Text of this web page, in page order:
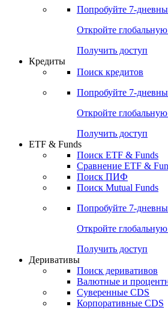
Попробуйте 7-
Откройте
Получить доступ
Кредиты
Поиск кредитов
Попробуйте 7-
Откройте
Получить доступ
ETF & Funds
Поиск ETF & Funds
Сравнение ETF &
Поиск ПИФ
Поиск Mutual Funds
Попробуйте 7-
Откройте
Получить доступ
Деривативы
Поиск деривативов
Валютные и
Суверенные CDS
Корпоративные CDS